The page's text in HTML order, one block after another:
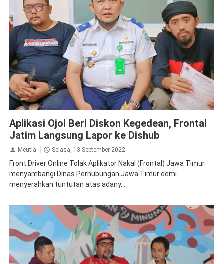
Aplikasi Ojol Beri Diskon Kegedean, Frontal
Jatim Langsung Lapor ke Dishub
Meutia Selasa, 13 September 2022
Front Driver Online Tolak Aplikator Nakal (Frontal) Jawa Timur
menyambangi Dinas Perhubungan Jawa Timur demi
menyerahkan tuntutan atas adany...